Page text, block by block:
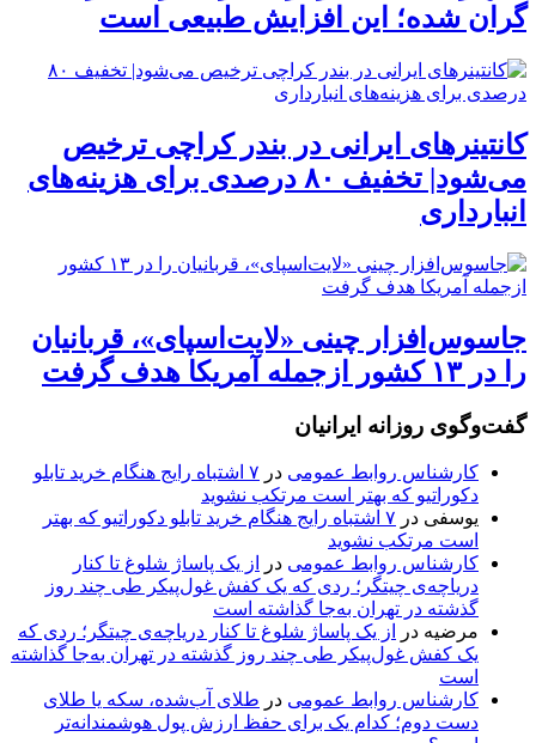
گران شده؛ این افزایش طبیعی است
کانتینرهای ایرانی در بندر کراچی ترخیص
می‌شود| تخفیف ۸۰ درصدی برای هزینه‌های
انبارداری
جاسوس‌افزار چینی «لایت‌اسپای»، قربانیان
را در ۱۳ کشور ازجمله آمریکا هدف گرفت
گفت‌وگوی روزانه ایرانیان
کارشناس روابط عمومی در
۷ اشتباه رایج هنگام خرید تابلو
دکوراتیو که بهتر است مرتکب نشوید
یوسفی در
۷ اشتباه رایج هنگام خرید تابلو دکوراتیو که بهتر
است مرتکب نشوید
کارشناس روابط عمومی در
از یک پاساژ شلوغ تا کنار
دریاچه‌ی چیتگر؛ ردی که یک کفش غول‌پیکر طی چند روز
گذشته در تهران به‌جا گذاشته است
مرضیه در
از یک پاساژ شلوغ تا کنار دریاچه‌ی چیتگر؛ ردی که
یک کفش غول‌پیکر طی چند روز گذشته در تهران به‌جا گذاشته
است
کارشناس روابط عمومی در طلای آب‌شده، سکه یا طلای
دست دوم؛ کدام یک برای حفظ ارزش پول هوشمندانه‌تر